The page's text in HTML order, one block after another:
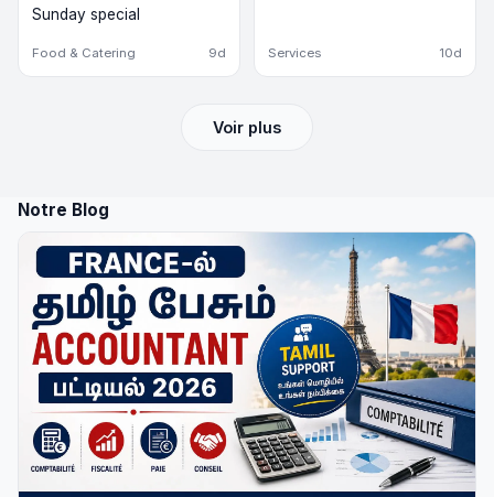
Sunday special
Food & Catering 9d Services 10d
Voir plus
Notre Blog